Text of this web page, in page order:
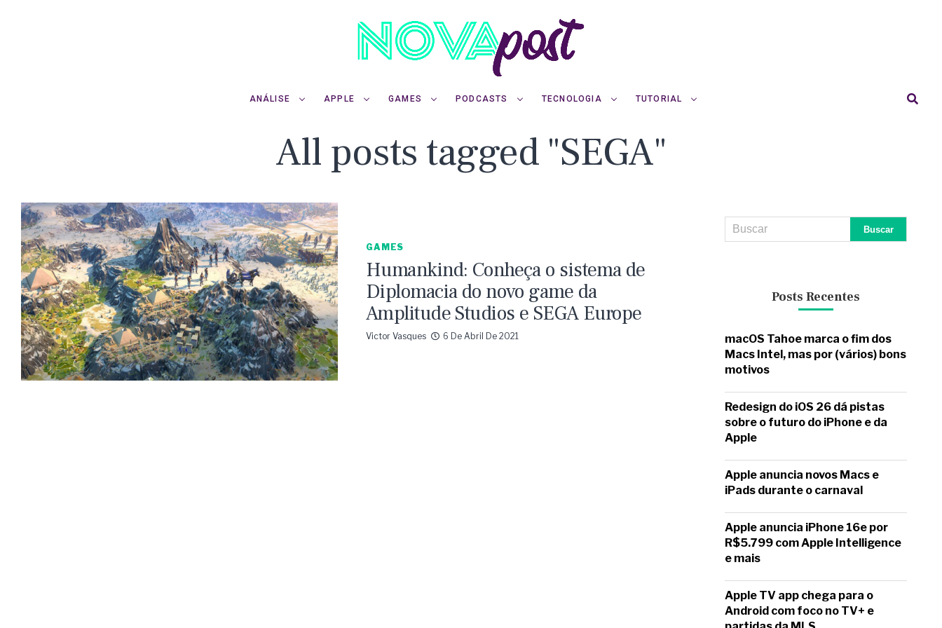
ANÁLISE APPLE GAMES PODCASTS TECNOLOGIA TUTORIAL
All posts tagged "SEGA"
GAMES
Humankind: Conheça o sistema de
Diplomacia do novo game da
Amplitude Studios e SEGA Europe
Victor Vasques 6 De Abril De 2021
Posts Recentes
macOS Tahoe marca o fim dos
Macs Intel, mas por (vários) bons
motivos
Redesign do iOS 26 dá pistas
sobre o futuro do iPhone e da
Apple
Apple anuncia novos Macs e
iPads durante o carnaval
Apple anuncia iPhone 16e por
R$5.799 com Apple Intelligence
e mais
Apple TV app chega para o
Android com foco no TV+ e